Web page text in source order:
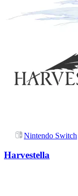
Nintendo Switch
Harvestella